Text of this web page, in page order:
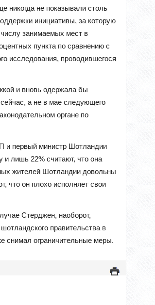
никогда не показывали столь
инициативы, за которую
занимаемых мест в
пункта по сравнению с
исследования, проводившегося
и вновь одержала бы
а не в мае следующего
органе по
и первый министр Шотландии
и лишь 22% считают, что она
жителей Шотландии довольны
что он плохо исполняет свои
Стерджен, наоборот,
правительства в
снимал ограничительные меры.